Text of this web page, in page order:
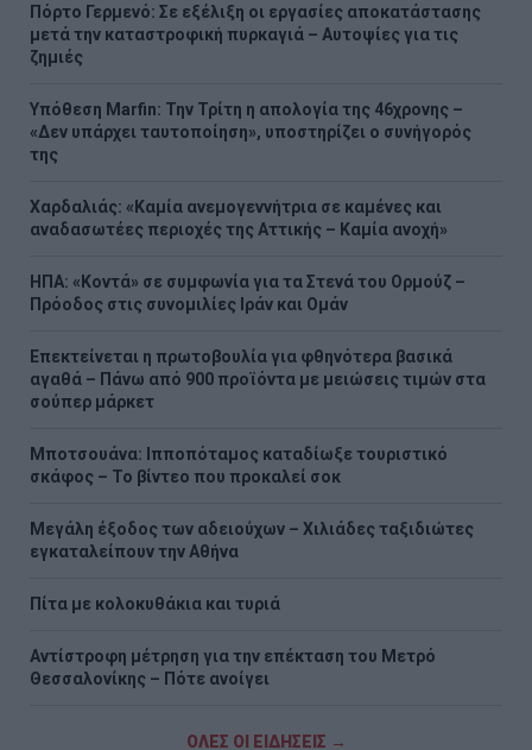
Πόρτο Γερμενό: Σε εξέλιξη οι εργασίες αποκατάστασης
μετά την καταστροφική πυρκαγιά – Αυτοψίες για τις
ζημιές
Υπόθεση Marfin: Την Τρίτη η απολογία της 46χρονης –
«Δεν υπάρχει ταυτοποίηση», υποστηρίζει ο συνήγορός
της
Χαρδαλιάς: «Καμία ανεμογεννήτρια σε καμένες και
αναδασωτέες περιοχές της Αττικής – Καμία ανοχή»
ΗΠΑ: «Κοντά» σε συμφωνία για τα Στενά του Ορμούζ –
Πρόοδος στις συνομιλίες Ιράν και Ομάν
Επεκτείνεται η πρωτοβουλία για φθηνότερα βασικά
αγαθά – Πάνω από 900 προϊόντα με μειώσεις τιμών στα
σούπερ μάρκετ
Μποτσουάνα: Ιπποπόταμος καταδίωξε τουριστικό
σκάφος – Το βίντεο που προκαλεί σοκ
Μεγάλη έξοδος των αδειούχων – Χιλιάδες ταξιδιώτες
εγκαταλείπουν την Αθήνα
Πίτα με κολοκυθάκια και τυριά
Αντίστροφη μέτρηση για την επέκταση του Μετρό
Θεσσαλονίκης – Πότε ανοίγει
ΟΛΕΣ ΟΙ ΕΙΔΗΣΕΙΣ →